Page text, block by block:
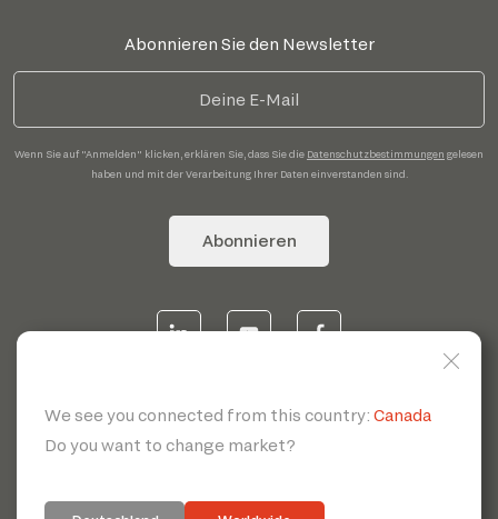
Abonnieren Sie den Newsletter
Wenn Sie auf "Anmelden" klicken, erklären Sie, dass Sie die Datenschutzbestimmungen gelesen
haben und mit der Verarbeitung Ihrer Daten einverstanden sind.
Abonnieren
1902780 C.S 468.000,00€